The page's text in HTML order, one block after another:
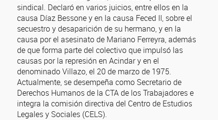
sindical. Declaró en varios juicios, entre ellos en la
causa Díaz Bessone y en la causa Feced II, sobre el
secuestro y desaparición de su hermano, y en la
causa por el asesinato de Mariano Ferreyra, además
de que forma parte del colectivo que impulsó las
causas por la represión en Acindar y en el
denominado Villazo, el 20 de marzo de 1975.
Actualmente, se desempeña como Secretario de
Derechos Humanos de la CTA de los Trabajadores e
integra la comisión directiva del Centro de Estudios
Legales y Sociales (CELS).